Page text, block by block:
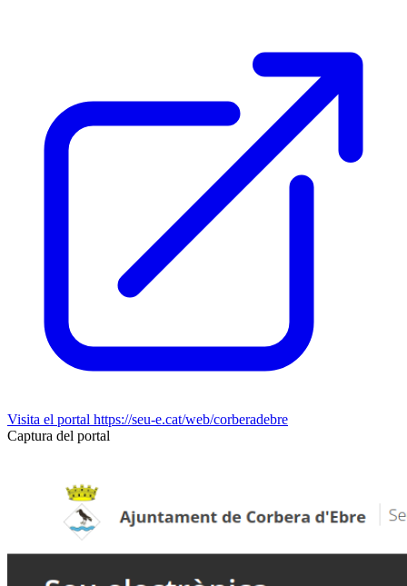
Visita el portal https://seu-e.cat/web/corberadebre
Captura del portal